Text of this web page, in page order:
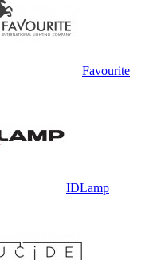
Favourite
IDLamp